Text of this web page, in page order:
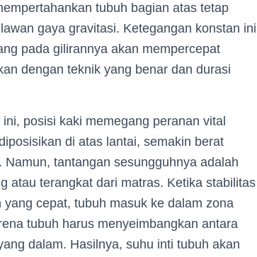
tubuh bagian atas tetap
gaya gravitasi. Ketegangan konstan ini
pada gilirannya akan mempercepat
dengan teknik yang benar dan durasi
ini, posisi kaki memegang peranan vital
di atas lantai, semakin berat
tantangan sesungguhnya adalah
atau terangkat dari matras. Ketika stabilitas
cepat, tubuh masuk ke dalam zona
tubuh harus menyeimbangkan antara
dalam. Hasilnya, suhu inti tubuh akan